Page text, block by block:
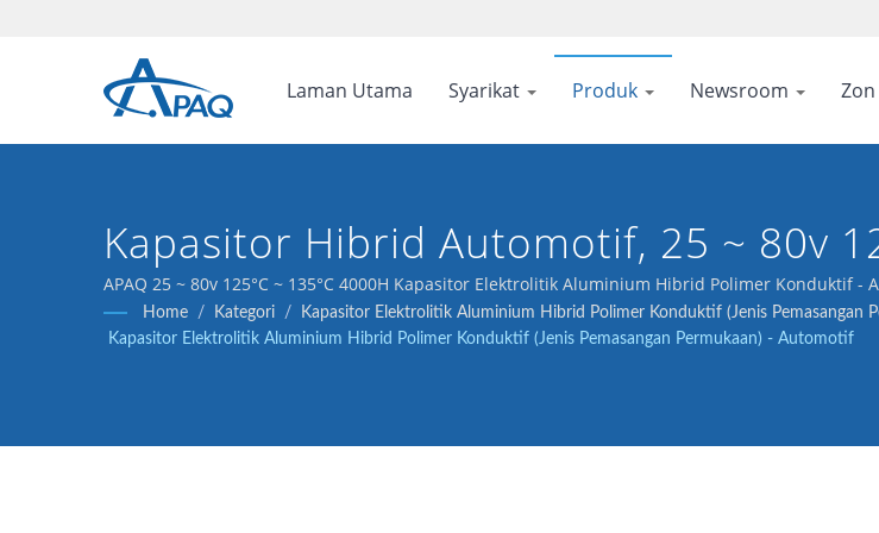
Laman Utama Syarikat Produk Newsroom
Kapasitor Hibrid Automotif, 25 ~ 80v
APAQ 25 ~ 80v 125°C ~ 135°C 4000H Kapasitor Elektrolitik Aluminium Hibrid Polimer Konduktif -
Home / Kategori / Kapasitor Elektrolitik Aluminium Hibrid Polimer Konduktif (Jenis Pemasangan
Kapasitor Elektrolitik Aluminium Hibrid Polimer Konduktif (Jenis Pemasangan Permukaan) - Automotif